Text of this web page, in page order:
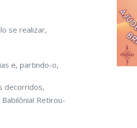
se realizar,
e, partindo-o,
decorridos,
Retirou-